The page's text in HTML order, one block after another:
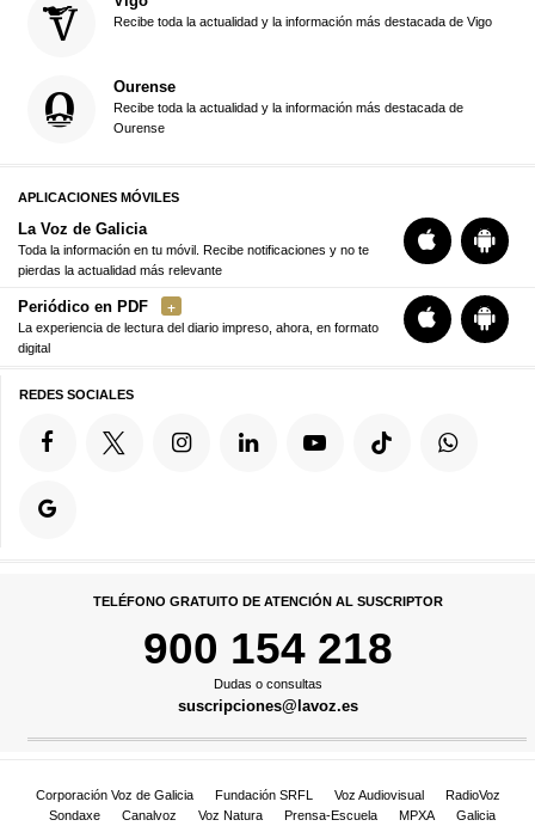
Recibe toda la actualidad y la información más destacada de Vigo
Ourense
Recibe toda la actualidad y la información más destacada de
Ourense
APLICACIONES MÓVILES
La Voz de Galicia
Toda la información en tu móvil. Recibe notificaciones y no te
pierdas la actualidad más relevante
Periódico en PDF
La experiencia de lectura del diario impreso, ahora, en formato
digital
REDES SOCIALES
TELÉFONO GRATUITO DE ATENCIÓN AL SUSCRIPTOR
900 154 218
Dudas o consultas
suscripciones@lavoz.es
Corporación Voz de Galicia Fundación SRFL Voz Audiovisual
RadioVoz
Sondaxe
Canalvoz Voz Natura Prensa-Escuela MPXA Galicia